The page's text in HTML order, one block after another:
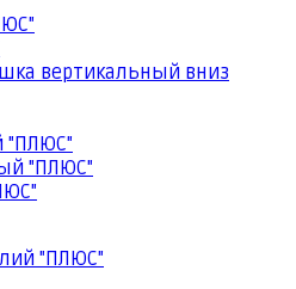
вертикальный вниз
"ПЛЮС"
"ПЛЮС"
"ПЛЮС"